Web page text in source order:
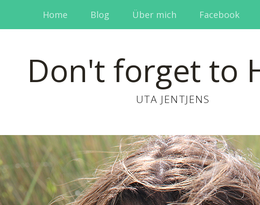
Home Blog Über mich Facebook
Don't forget to
UTA JENTJENS